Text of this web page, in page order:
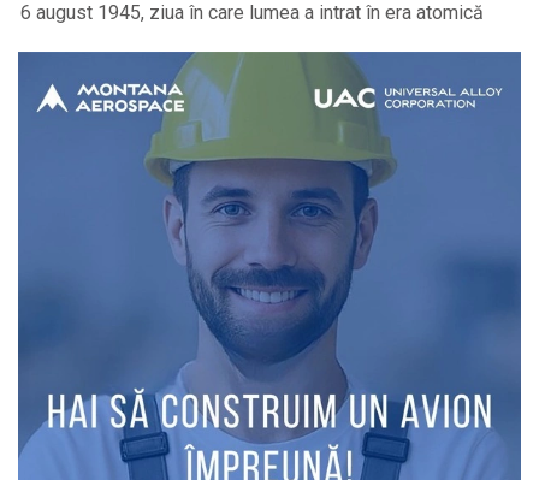
6 august 1945, ziua în care lumea a intrat în era atomică